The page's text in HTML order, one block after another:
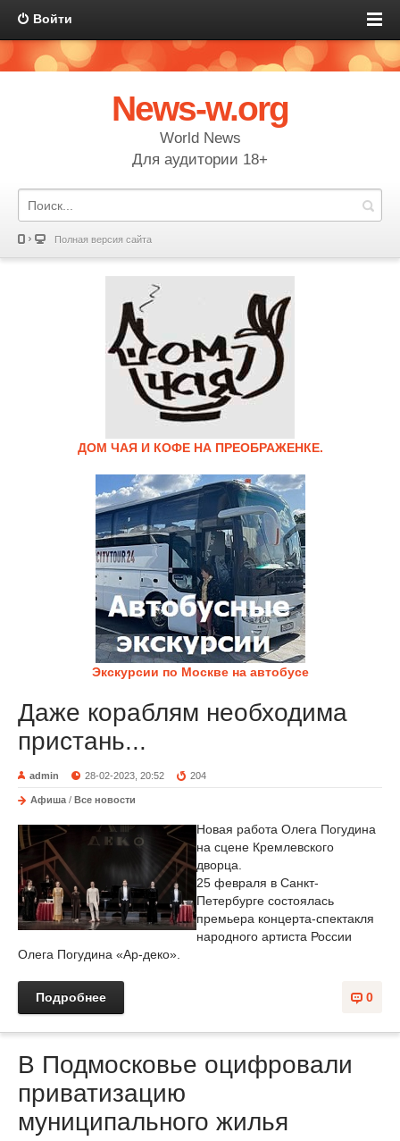
Войти
News-w.org
World News
Для аудитории 18+
Полная версия сайта
ДОМ ЧАЯ И КОФЕ НА ПРЕОБРАЖЕНКЕ.
Экскурсии по Москве на автобусе
Даже кораблям необходима
пристань...
admin 28-02-2023, 20:52 204
Афиша / Все новости
Новая работа Олега Погудина
на сцене Кремлевского
дворца.
25 февраля в Санкт-
Петербурге состоялась
премьера концерта-спектакля
народного артиста России
Олега Погудина «Ар-деко».
0
Подробнее
В Подмосковье оцифровали
приватизацию
муниципального жилья